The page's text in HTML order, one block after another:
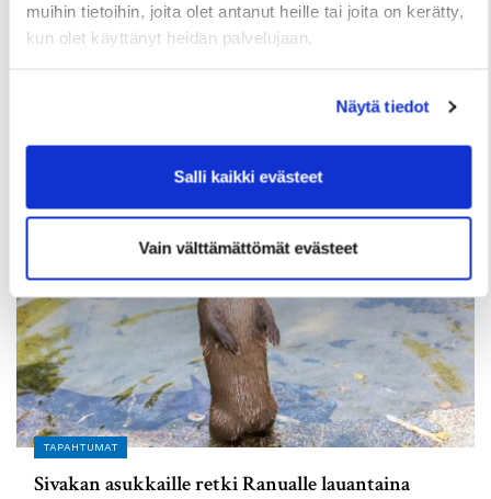
muihin tietoihin, joita olet antanut heille tai joita on kerätty,
kun olet käyttänyt heidän palvelujaan.
Näytä tiedot
Salli kaikki evästeet
Vain välttämättömät evästeet
Useita uudis- ja peruskorjauskohteita
2 Heinäkuun
TAPAHTUMAT
Sivakan asukkaille retki Ranualle lauantaina